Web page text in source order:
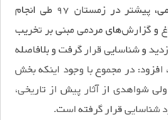
وی با اعلام این که محوطه معصومی، پیشتر در زمستان 97 طی انجام
و گزارش‌های مردمی مبنی بر تخریب
و شناسایی قرار گرفت و بلافاصله
افزود: در مجموع با وجود اینکه بخش
شواهدی از آثار پیش از تاریخی،
شناسایی قرار گرفته است.